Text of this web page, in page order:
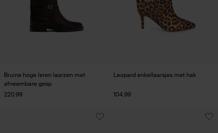
Bruine hoge leren laarzen met
afneembare gesp
220.99
Leopard enkellaarsjes met hak
104.99